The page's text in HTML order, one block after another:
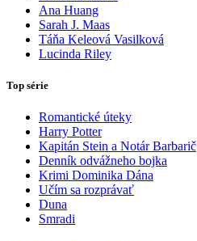
Ana Huang
Sarah J. Maas
Táňa Keleová Vasilková
Lucinda Riley
Top série
Romantické úteky
Harry Potter
Kapitán Stein a Notár Barbarič
Denník odvážneho bojka
Krimi Dominika Dána
Učím sa rozprávať
Duna
Smradi